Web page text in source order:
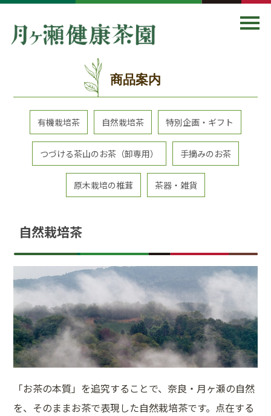
商品案内
有機栽培茶 自然栽培茶 特別企画・ギフト
つづける茶山のお茶（卸専用） 手摘みのお茶
原木栽培の椎茸 茶器・雑貨
自然栽培茶
「お茶の本質」を追究することで、奈良・月ヶ瀬の自然
を、そのままお茶で表現した自然栽培茶です。点在する